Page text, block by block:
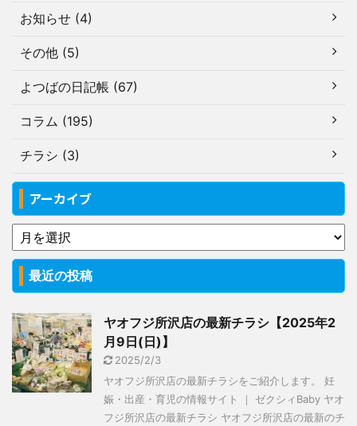
お知らせ (4)
その他 (5)
よつばの日記帳 (67)
コラム (195)
チラシ (3)
アーカイブ
最近の投稿
ヤオフジ所沢店の最新チラシ【2025年2
月9日(日)】
2025/2/3
ヤオフジ所沢店の最新チラシをご紹介します。 妊
娠・出産・育児の情報サイト ｜ ゼクシィBaby ヤオ
フジ所沢店の最新チラシ ヤオフジ所沢店の最新のチ